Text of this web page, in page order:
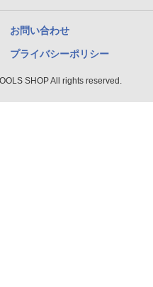
お問い合わせ
プライバシーポリシー
SHOP All rights reserved.